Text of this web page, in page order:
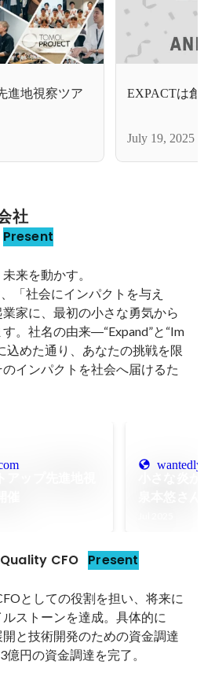
進地視察ツア
EXPACTは
July 19, 2025
社
Present
来を動かす。
「社会にインパクトを与え
家に、最初の小さな勇気から
。社名の由来―“Expand”と“Im
めた通り、あなたの挑戦を限
インパクトを社会へ届けるた
CFO Present
としての役割を担い、将来に
ストーンを達成。具体的に
と技術開発のための資金調達
億円の資金調達を完了。